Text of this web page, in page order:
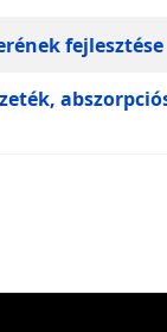
fejlesztése